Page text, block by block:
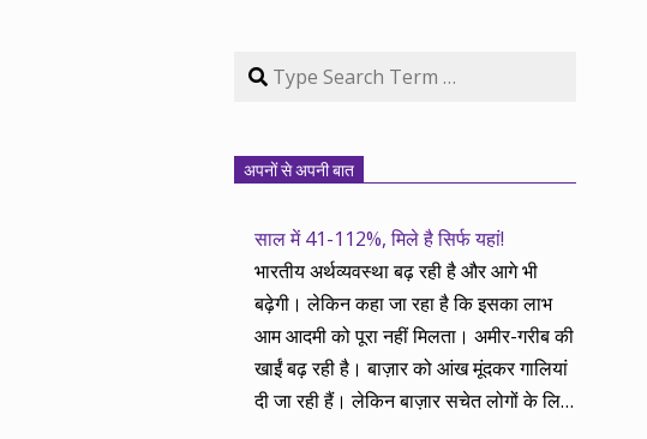
Search
अपनों से अपनी बात
साल में 41-112%, मिले है सिर्फ यहां!
भारतीय अर्थव्यवस्था बढ़ रही है और आगे भी
बढ़ेगी। लेकिन कहा जा रहा है कि इसका लाभ
आम आदमी को पूरा नहीं मिलता। अमीर-गरीब की
खाईं बढ़ रही है। बाज़ार को आंख मूंदकर गालियां
दी जा रही हैं। लेकिन बाज़ार सचेत लोगों के लिए